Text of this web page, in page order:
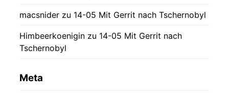
macsnider zu 14-05 Mit Gerrit nach Tschernobyl
Himbeerkoenigin zu 14-05 Mit Gerrit nach
Tschernobyl
Meta